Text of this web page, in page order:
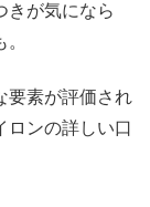
きが気になら
要素が評価され
ロンの詳しい口